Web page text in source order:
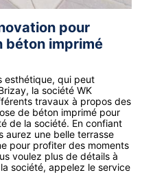
pour
béton imprimé
esthétique, qui peut
la société WK
travaux à propos des
de béton imprimé pour
de la société. En confiant
aurez une belle terrasse
pour profiter des moments
voulez plus de détails à
société, appelez le service